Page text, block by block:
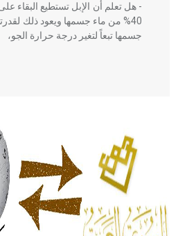
- هل تعلم أن الإبل تستطيع البقاء
40% من ماء جسمها ويعود ذلك
جسمها تبعاً لتغير درجة حرارة الجو،
الحكم، الأدلة، تنظيم التغذية،
له الفضل بأنه حرر الطب من الدين
- هل تعلم أن المرجان إفراز
من مادة كربونات الكلسيوم، وهو